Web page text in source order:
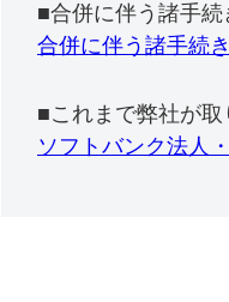
■合併に伴う諸手
合併に伴う諸手続
■これまで弊社が
ソフトバンク法人